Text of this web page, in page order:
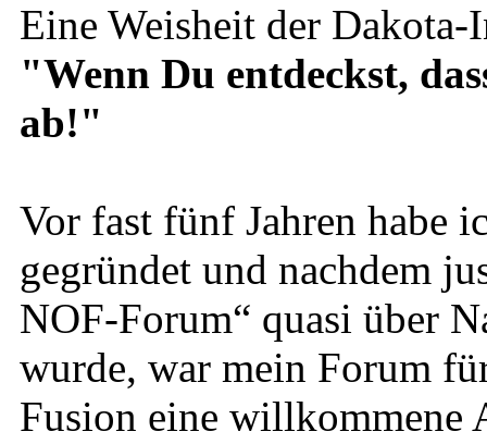
Eine Weisheit der Dakota-
"Wenn Du entdeckst,
ab!"
Vor fast fünf Jahren habe
gegründet und nachdem
NOF-Forum“ quasi über
wurde, war mein Forum
Fusion eine willkommene